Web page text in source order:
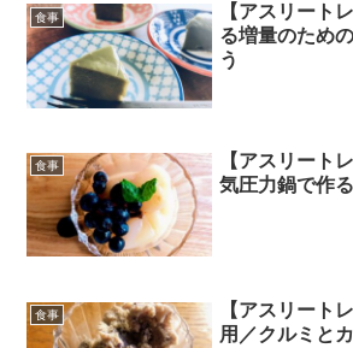
食事
【アスリート
る増量のため
う
食事
【アスリート
気圧力鍋で作
食事
【アスリート
用／クルミと